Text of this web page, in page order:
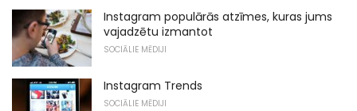
Instagram populārās atzīmes, kuras jums
vajadzētu izmantot
SOCIĀLIE MĒDIJI
Instagram Trends
SOCIĀLIE MĒDIJI